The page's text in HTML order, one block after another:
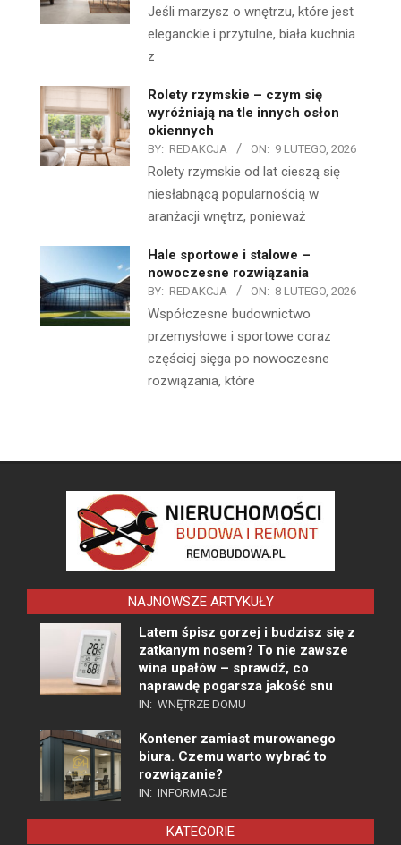
Jeśli marzysz o wnętrzu, które jest
eleganckie i przytulne, biała kuchnia
z
Rolety rzymskie – czym się
wyróżniają na tle innych osłon
okiennych
BY: REDAKCJA ON: 9 LUTEGO, 2026
Rolety rzymskie od lat cieszą się
niesłabnącą popularnością w
aranżacji wnętrz, ponieważ
Hale sportowe i stalowe –
nowoczesne rozwiązania
BY: REDAKCJA ON: 8 LUTEGO, 2026
Współczesne budownictwo
przemysłowe i sportowe coraz
częściej sięga po nowoczesne
rozwiązania, które
NAJNOWSZE ARTYKUŁY
Latem śpisz gorzej i budzisz się z
zatkanym nosem? To nie zawsze
wina upałów – sprawdź, co
naprawdę pogarsza jakość snu
IN: WNĘTRZE DOMU
Kontener zamiast murowanego
biura. Czemu warto wybrać to
rozwiązanie?
IN: INFORMACJE
KATEGORIE